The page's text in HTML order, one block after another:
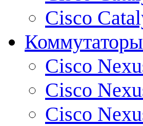
Cisco
Cisco
Cisco
Cisco